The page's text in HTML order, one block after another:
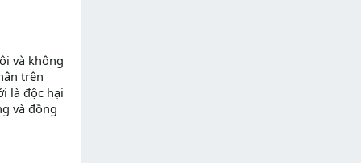
và không
trên
là độc hại
và đồng